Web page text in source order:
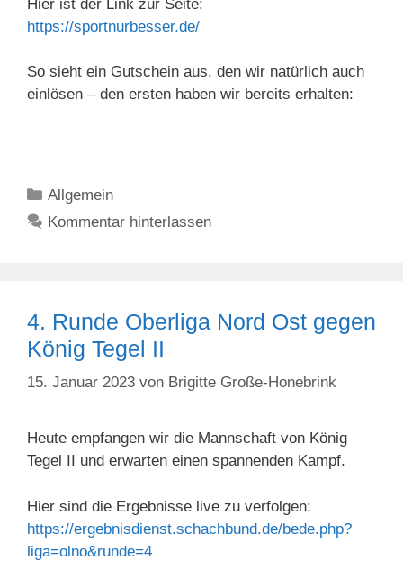
Hier ist der Link zur Seite:
https://sportnurbesser.de/
So sieht ein Gutschein aus, den wir natürlich auch
einlösen – den ersten haben wir bereits erhalten:
Kategorien
Allgemein
Kommentar hinterlassen
4. Runde Oberliga Nord Ost gegen
König Tegel II
15. Januar 2023 von Brigitte Große-Honebrink
Heute empfangen wir die Mannschaft von König
Tegel II und erwarten einen spannenden Kampf.
Hier sind die Ergebnisse live zu verfolgen:
https://ergebnisdienst.schachbund.de/bede.php?
liga=olno&runde=4